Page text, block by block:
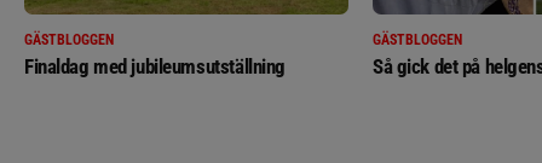
GÄSTBLOGGEN
Finaldag med jubileumsutställning
GÄSTBLOGGEN
Så gick det på